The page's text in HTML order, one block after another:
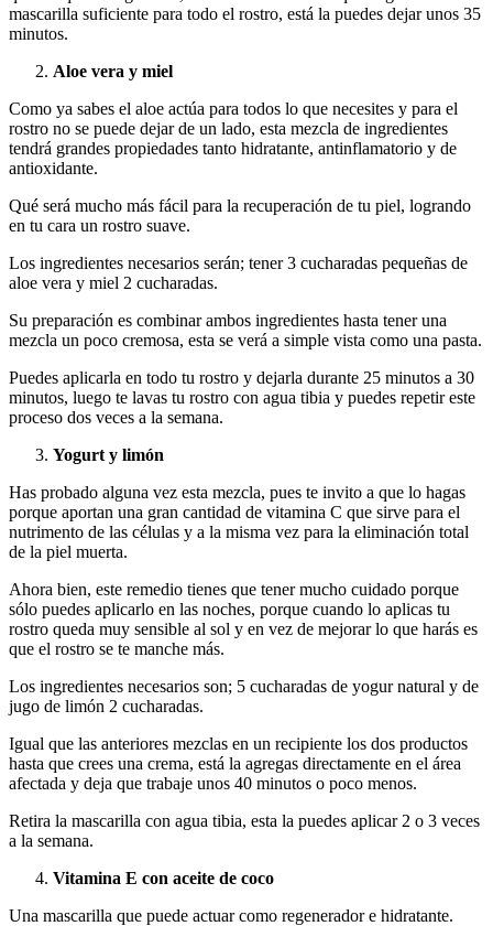
mascarilla suficiente para todo el rostro, está la puedes dejar unos 35
minutos.
Aloe vera y miel
Como ya sabes el aloe actúa para todos lo que necesites y para el
rostro no se puede dejar de un lado, esta mezcla de ingredientes
tendrá grandes propiedades tanto hidratante, antinflamatorio y de
antioxidante.
Qué será mucho más fácil para la recuperación de tu piel, logrando
en tu cara un rostro suave.
Los ingredientes necesarios serán; tener 3 cucharadas pequeñas de
aloe vera y miel 2 cucharadas.
Su preparación es combinar ambos ingredientes hasta tener una
mezcla un poco cremosa, esta se verá a simple vista como una pasta.
Puedes aplicarla en todo tu rostro y dejarla durante 25 minutos a 30
minutos, luego te lavas tu rostro con agua tibia y puedes repetir este
proceso dos veces a la semana.
Yogurt y limón
Has probado alguna vez esta mezcla, pues te invito a que lo hagas
porque aportan una gran cantidad de vitamina C que sirve para el
nutrimento de las células y a la misma vez para la eliminación total
de la piel muerta.
Ahora bien, este remedio tienes que tener mucho cuidado porque
sólo puedes aplicarlo en las noches, porque cuando lo aplicas tu
rostro queda muy sensible al sol y en vez de mejorar lo que harás es
que el rostro se te manche más.
Los ingredientes necesarios son; 5 cucharadas de yogur natural y de
jugo de limón 2 cucharadas.
Igual que las anteriores mezclas en un recipiente los dos productos
hasta que crees una crema, está la agregas directamente en el área
afectada y deja que trabaje unos 40 minutos o poco menos.
Retira la mascarilla con agua tibia, esta la puedes aplicar 2 o 3 veces
a la semana.
Vitamina E con aceite de coco
Una mascarilla que puede actuar como regenerador e hidratante.